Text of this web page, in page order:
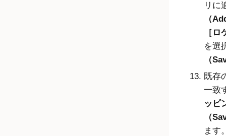
リに
（
ロ
を選
（
既存
一致
ッピ
（
ます